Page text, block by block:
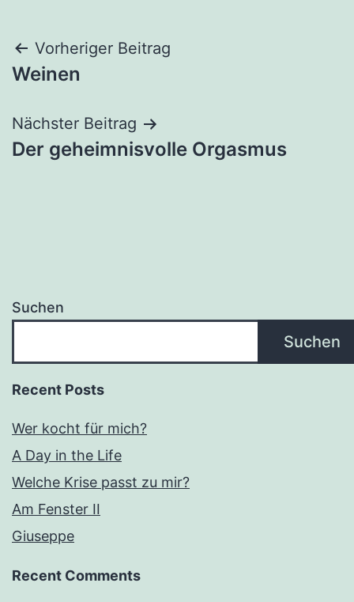
Beitragsnavigation
Vorheriger Beitrag
Weinen
Nächster Beitrag
Der geheimnisvolle Orgasmus
Suchen
Suchen
Recent Posts
Wer kocht für mich?
A Day in the Life
Welche Krise passt zu mir?
Am Fenster II
Giuseppe
Recent Comments